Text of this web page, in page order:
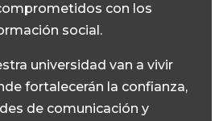
con los
social.
universidad van a vivir
fortalecerán la confianza,
de comunicación y